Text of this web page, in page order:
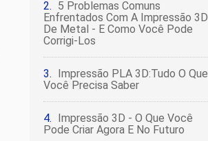
5 Problemas Comuns
Enfrentados Com A Impressão 3D
De Metal - E Como Você Pode
Corrigi-Los
Impressão PLA 3D:Tudo O Que
Você Precisa Saber
Impressão 3D - O Que Você
Pode Criar Agora E No Futuro